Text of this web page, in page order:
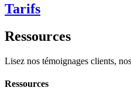
Tarifs
Ressources
Lisez nos témoignages clients,
Ressources